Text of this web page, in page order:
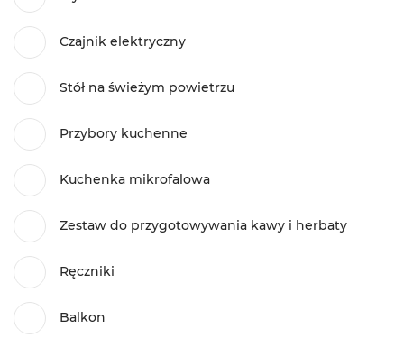
Czajnik elektryczny
Stół na świeżym powietrzu
Przybory kuchenne
Kuchenka mikrofalowa
Zestaw do przygotowywania kawy i herbaty
Ręczniki
Balkon